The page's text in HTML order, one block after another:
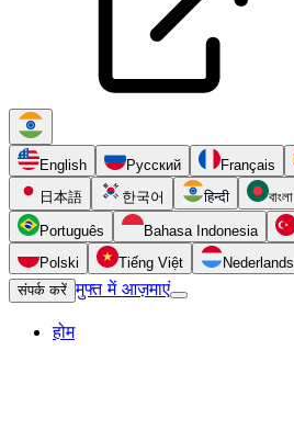
English Русский Français
日本語
한국어 हिन्दी বাংলা
Português Bahasa Indonesia
Polski
Tiếng Việt Nederlands
संपर्क करें मुफ्त में आज़माएं
होम